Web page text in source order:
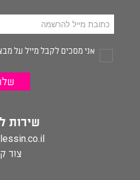
אני מסכים לקבל מייל על
שירות
צור